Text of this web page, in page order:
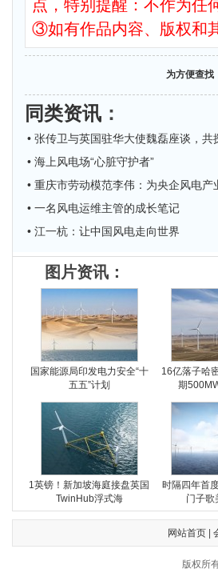
点，特别提醒：不作为任
③如有作品内容、版权和
为方便查找
同类资讯 ：
• 张传卫与英国驻华大使魏磊座谈，共
• 海上风电场“心脏守护者”
• 重庆市劳动模范李伟：为央企风电产
• 一名风电运维主管的成长笔记
• 江一杭：让中国风电走向世界
图片资讯：
国家能源局印发电力安全“十
五五”计划
16亿落子哈
期
1英镑！新加坡海庭接盘英国
TwinHub浮式海
时隔四年首
门子歌
网站首页|
版权所